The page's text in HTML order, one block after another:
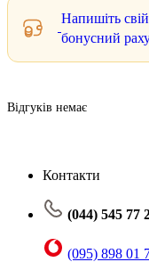
Напишіть
бонусний
Відгуків немає
Контакти
(044) 545 77
(095) 898 01